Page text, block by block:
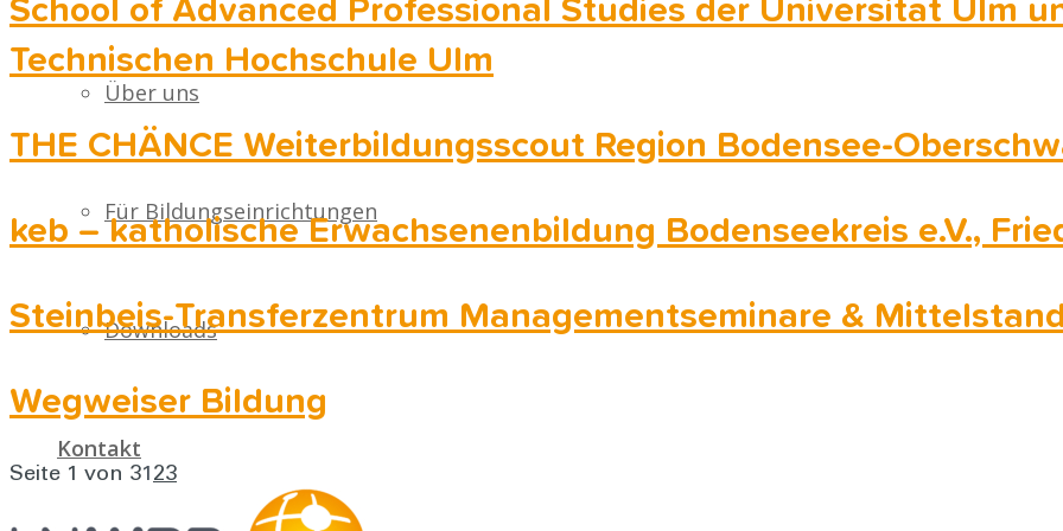
Über uns
Für Bildungseinrichtungen
Downloads
Kontakt
School of Advanced Professional Studies der Universität Ulm
Technischen Hochschule Ulm
THE CHÄNCE Weiterbildungsscout Region Bodensee-
keb – katholische Erwachsenenbildung Bodenseekreis e.V.,
Steinbeis-Transferzentrum Managementseminare &
Wegweiser Bildung
Seite 1 von 31 23